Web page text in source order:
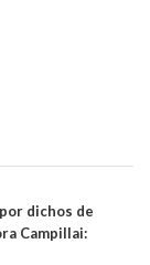
dichos de
Campillai: